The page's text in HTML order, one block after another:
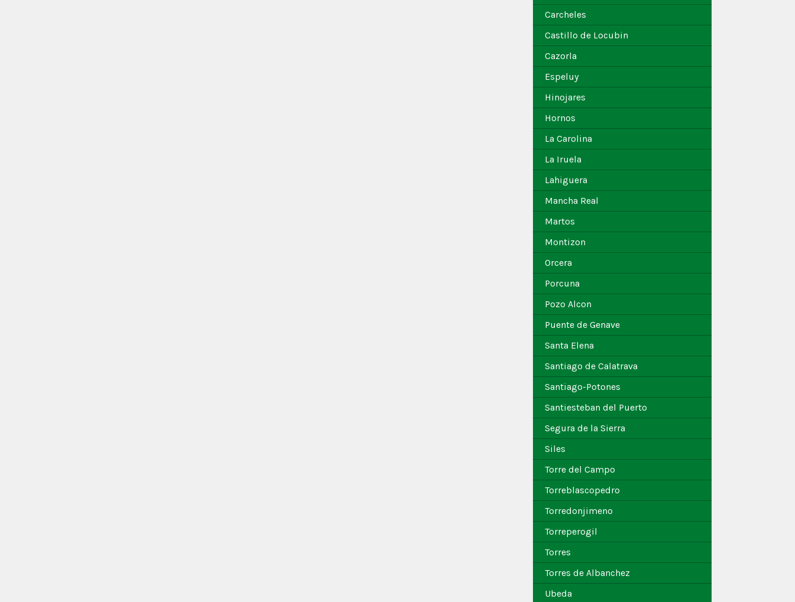
Carcheles
Castillo de Locubin
Cazorla
Espeluy
Hinojares
Hornos
La Carolina
La Iruela
Lahiguera
Mancha Real
Martos
Montizon
Orcera
Porcuna
Pozo Alcon
Puente de Genave
Santa Elena
Santiago de Calatrava
Santiago-Potones
Santiesteban del Puerto
Segura de la Sierra
Siles
Torre del Campo
Torreblascopedro
Torredonjimeno
Torreperogil
Torres
Torres de Albanchez
Ubeda